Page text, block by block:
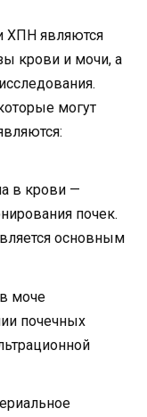
ХПН являются
крови и мочи, а
могут
в крови —
почек.
основным
моче
почечных